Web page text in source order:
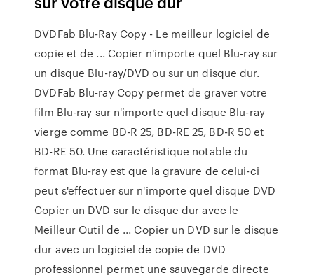
DVDFab Blu-Ray Copy - Le meilleur logiciel de
copie et de ... Copier n'importe quel Blu-ray sur
un disque Blu-ray/DVD ou sur un disque dur.
DVDFab Blu-ray Copy permet de graver votre
film Blu-ray sur n'importe quel disque Blu-ray
vierge comme BD-R 25, BD-RE 25, BD-R 50 et
BD-RE 50. Une caractéristique notable du
format Blu-ray est que la gravure de celui-ci
peut s'effectuer sur n'importe quel disque DVD
Copier un DVD sur le disque dur avec le
Meilleur Outil de ... Copier un DVD sur le disque
dur avec un logiciel de copie de DVD
professionnel permet une sauvegarde directe